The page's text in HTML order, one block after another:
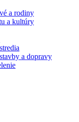
a rodiny
a kultúry
a dopravy